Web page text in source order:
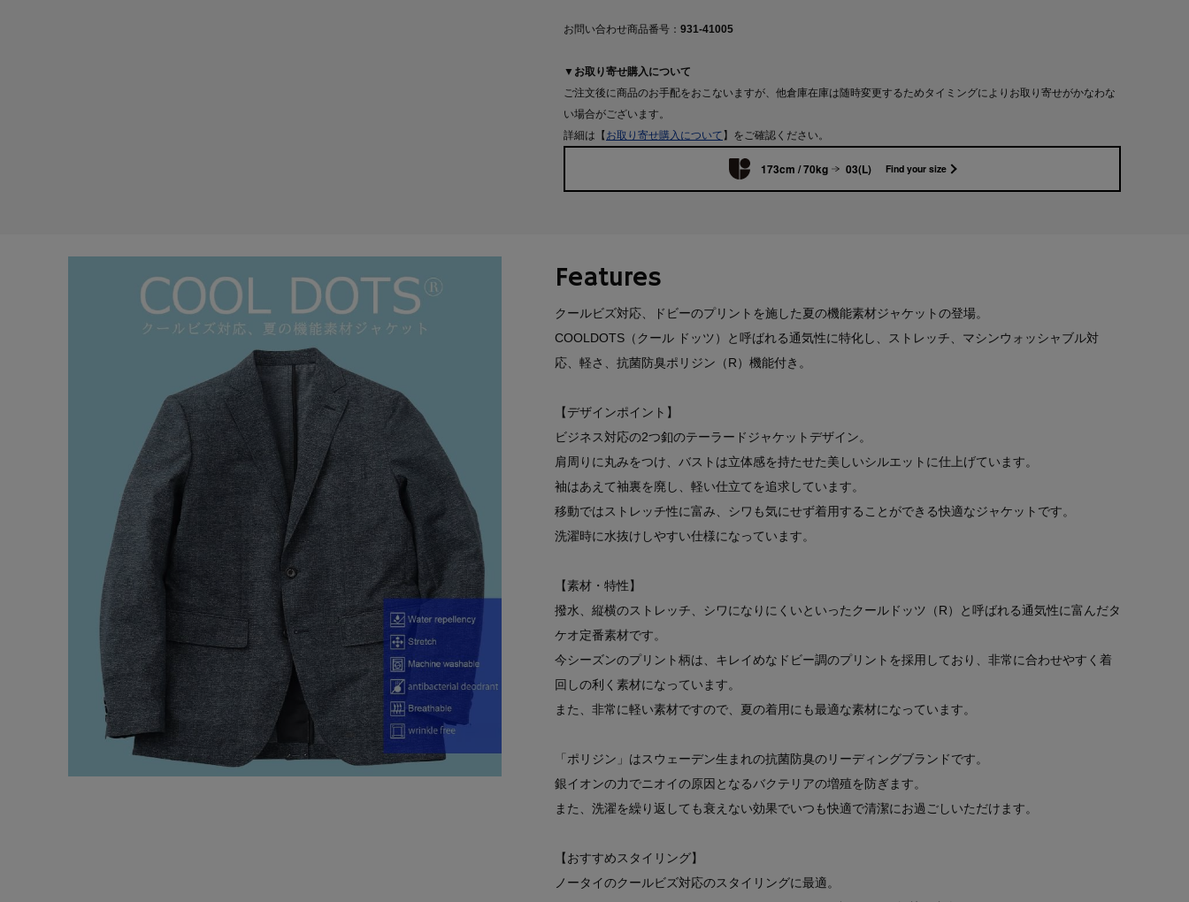
お問い合わせ商品番号： 931-41005
▼お取り寄せ購入について
ご注文後に商品のお手配をおこないますが、他倉庫在庫は随時変更するためタイミングによりお取り寄せがかなわな
い場合がございます。
詳細は【 お取り寄せ購入について 】をご確認ください。
173cm / 70kg 03(L) Find your size
Features
クールビズ対応、ドビーのプリントを施した夏の機能素材ジャケットの登場。
COOLDOTS（クール ドッツ）と呼ばれる通気性に特化し、ストレッチ、マシンウォッシャブル対
応、軽さ、抗菌防臭ポリジン（R）機能付き。
【デザインポイント】
ビジネス対応の2つ釦のテーラードジャケットデザイン。
肩周りに丸みをつけ、バストは立体感を持たせた美しいシルエットに仕上げています。
袖はあえて袖裏を廃し、軽い仕立てを追求しています。
移動ではストレッチ性に富み、シワも気にせず着用することができる快適なジャケットです。
洗濯時に水抜けしやすい仕様になっています。
【素材・特性】
撥水、縦横のストレッチ、シワになりにくいといったクールドッツ（R）と呼ばれる通気性に富んだタ
ケオ定番素材です。
今シーズンのプリント柄は、キレイめなドビー調のプリントを採用しており、非常に合わせやすく着
回しの利く素材になっています。
また、非常に軽い素材ですので、夏の着用にも最適な素材になっています。
「ポリジン」はスウェーデン生まれの抗菌防臭のリーディングブランドです。
銀イオンの力でニオイの原因となるバクテリアの増殖を防ぎます。
また、洗濯を繰り返しても衰えない効果でいつも快適で清潔にお過ごしいただけます。
【おすすめスタイリング】
ノータイのクールビズ対応のスタイリングに最適。